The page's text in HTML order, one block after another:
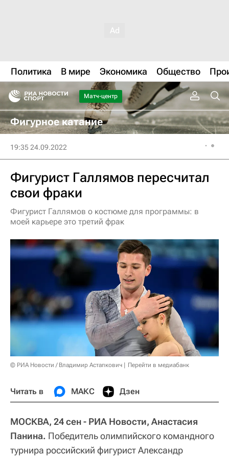
Политика В мире Экономика Общество
Матч-центр
Фигурное катание
19:35 24.09.2022
Фигурист Галлямов пересчитал
свои фраки
Фигурист Галлямов о костюме для программы: в
моей карьере это третий фрак
© РИА Новости / Владимир Астапкович Перейти в медиабанк
Читать в МАКС Дзен
МОСКВА, 24 сен - РИА Новости, Анастасия
Панина. Победитель олимпийского командного
турнира российский фигурист Александр